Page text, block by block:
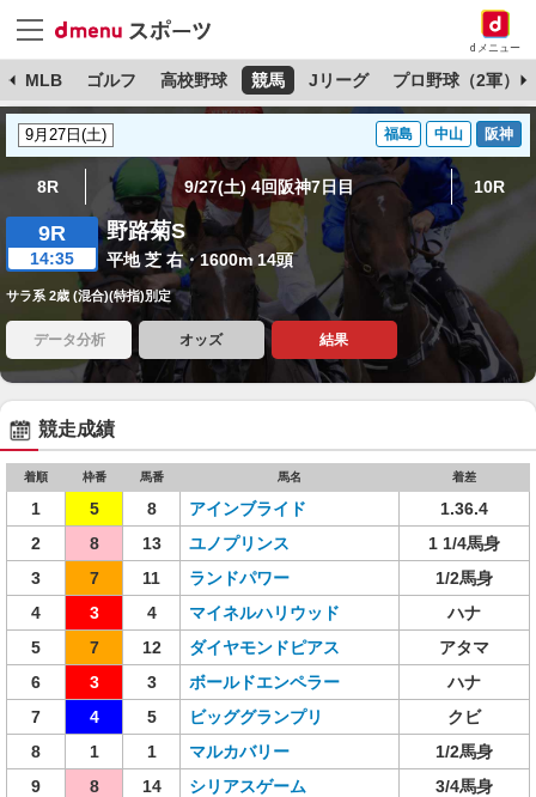
dメニュー
MLB ゴルフ 高校野球 競馬 Jリーグ プロ野球（2軍）
福島 中山 阪神
8R 9/27(土) 4回阪神7日目 10R
9R
14:35
野路菊S
平地 芝 右・1600m 14頭
サラ系 2歳 (混合)(特指)別定
データ分析 オッズ 結果
競走成績
着順 枠番 馬番 馬名 着差
1 5 8 アインブライド
1.36.4
2
8 13 ユノプリンス
1 1/4馬身
3
7 11 ランドパワー
1/2馬身
4
3 4 マイネルハリウッド
ハナ
5
7 12 ダイヤモンドピアス
アタマ
6
3 3 ボールドエンペラー
ハナ
7
4 5 ビッググランプリ
クビ
8
1 1 マルカバリー
1/2馬身
9
8 14 シリアスゲーム
3/4馬身